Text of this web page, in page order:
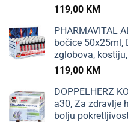
119,00 KM
PHARMAVITAL
bočice 50x25ml,
zglobova,
119,00 KM
DOPPELHERZ
a30, Za zdravlje
bolju